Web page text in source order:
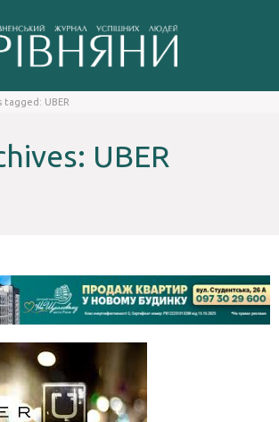
tagged: UBER
UBER